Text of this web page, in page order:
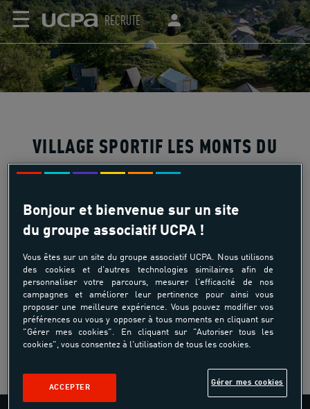
☰ RECRUTE
VILLAGE SPORTIF LES MONTS DU
CANTAL
de l'emblématique Puy Mary, plus grand volcan d'Europe,
offre un terrain de jeux et de grands espaces idéals à la
pratique d'activités sportives diverses. Il possède une
capacité d'accueil de 160 lits clients.
DÉCOUVRIR LE CENTRE
Bonjour et bienvenue sur un site
du groupe associatif UCPA !
Vous êtes sur un site du groupe associatif UCPA. Nous utilisons
des cookies et d'autres technologies similaires afin de
personnaliser votre parcours, mesurer l'efficacité de nos
campagnes et améliorer leur pertinence pour ainsi vous
proposer une meilleure expérience. Vous pouvez modifier vos
préférences ou vous y opposer à tous moments en cliquant sur
"Gérer mes cookies". En cliquant sur "Autoriser tous les
cookies", vous consentez à l'utilisation de tous les cookies.
Gérer mes cookies
ACCEPTER